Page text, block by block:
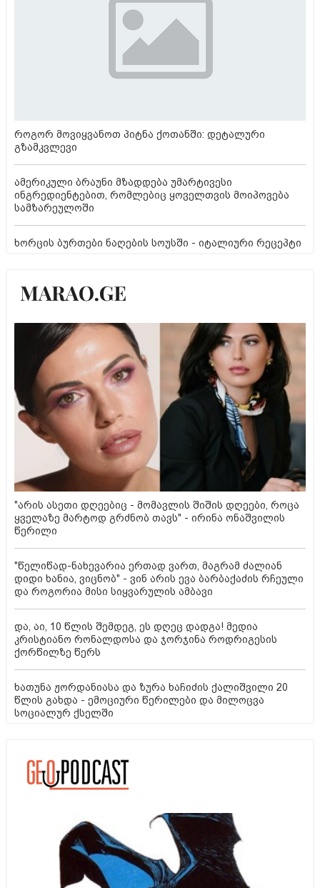
როგორ მოვიყვანოთ პიტნა ქოთანში: დეტალური
გზამკვლევი
ამერიკული ბრაუნი მზადდება უმარტივესი
ინგრედიენტებით, რომლებიც ყოველთვის მოიპოვება
სამზარეულოში
ხორცის ბურთები ნაღების სოუსში - იტალიური რეცეპტი
"არის ასეთი დღეებიც - მომავლის შიშის დღეები, როცა
ყველაზე მარტოდ გრძნობ თავს" - ირინა ონაშვილის
წერილი
"წელიწად-ნახევარია ერთად ვართ, მაგრამ ძალიან
დიდი ხანია, ვიცნობ" - ვინ არის ევა ბარბაქაძის რჩეული
და როგორია მისი სიყვარულის ამბავი
და, აი, 10 წლის შემდეგ, ეს დღეც დადგა! მედია
კრისტიანო რონალდოსა და ჯორჯინა როდრიგესის
ქორწილზე წერს
ხათუნა ჟორდანიასა და ზურა ხაჩიძის ქალიშვილი 20
წლის გახდა - ემოციური წერილები და მილოცვა
სოციალურ ქსელში